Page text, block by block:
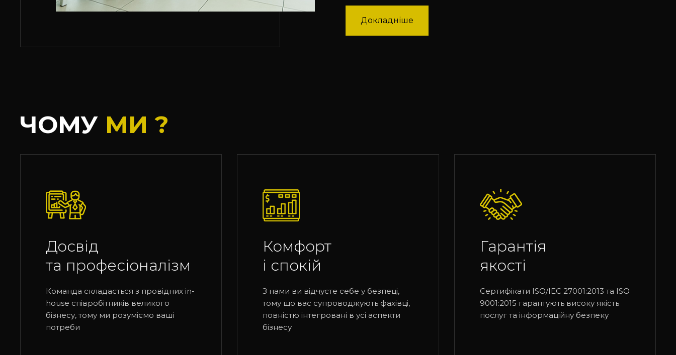
Докладніше
ЧОМУ МИ ?
Досвід
та професіоналізм
Команда складається з провідних in-
house співробітників великого
бізнесу, тому ми розуміємо ваші
потреби
Комфорт
і спокій
З нами ви відчуєте себе у безпеці,
тому що вас супроводжують фахівці,
повністю інтегровані в усі аспекти
бізнесу
Гарантія
якості
Сертифікати ISO/IEC 27001:2013 та ISO
9001:2015 гарантують високу якість
послуг та інформаційну безпеку